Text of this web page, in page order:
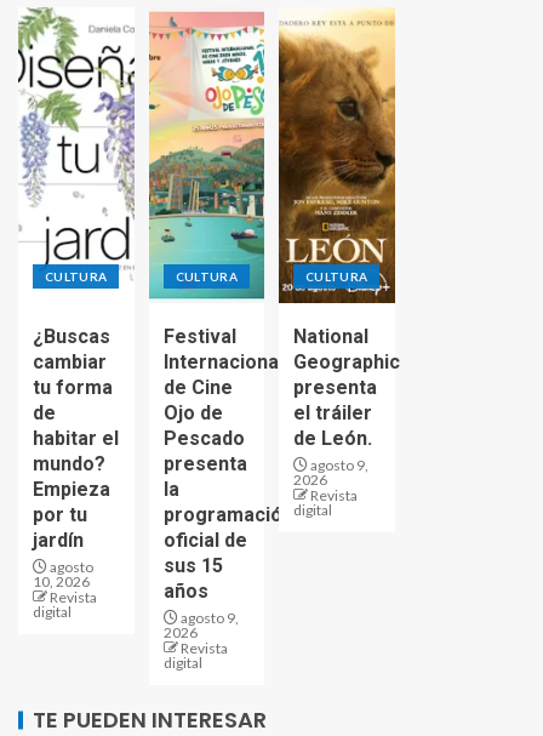
CULTURA
¿Buscas
cambiar
tu forma
de
habitar el
mundo?
Empieza
por tu
jardín
agosto
10, 2026
Revista
digital
CULTURA
Festival
Internacional
de Cine
Ojo de
Pescado
presenta
la
programación
oficial de
sus 15
años
agosto 9,
2026
Revista
digital
CULTURA
National
Geographic
presenta
el tráiler
de León.
agosto 9,
2026
Revista
digital
TE PUEDEN INTERESAR